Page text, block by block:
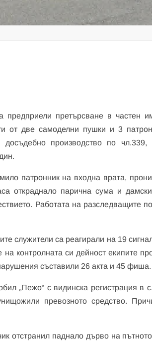
претърсване в частен
от две самоделни пушки и 3
производство по чл.339,
патронник на входна врата,
откраднало парична сума и дамски
Работата на разследващите
служители са реагирали на 19
контролната си дейност екипите
съставили 26 акта и 45 фиша.
„Пежо“ с видинска регистрация в
превозното средство.
отстранил паднало дърво на